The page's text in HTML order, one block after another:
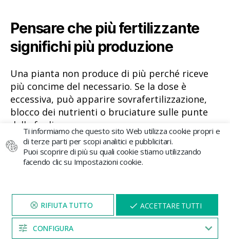
Pensare che più fertilizzante
significhi più produzione
Una pianta non produce di più perché riceve
più concime del necessario. Se la dose è
eccessiva, può apparire sovrafertilizzazione,
blocco dei nutrienti o bruciature sulle punte
delle foglie.
Non adattare la nutrizione alla
Non ha le stesse esigenze una pianta piccola in
crescita rispetto a una pianta adulta in
fioritura. Adattare la nutrizione a ogni fase è
Ti informiamo che questo sito Web utilizza cookie propri e
di terze parti per scopi analitici e pubblicitari.
Puoi scoprire di più su quali cookie stiamo utilizzando
facendo clic su Impostazioni cookie.
CONFIGURA
ACCETTARE TUTTI
VISITA IL NOSTRO SITO
PER 5 MINUTI E QUI
APPARIRÀ UNOSCONTO
04:53